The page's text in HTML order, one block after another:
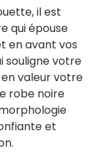
il est
qui épouse
en avant vos
souligne votre
valeur votre
robe noire
et